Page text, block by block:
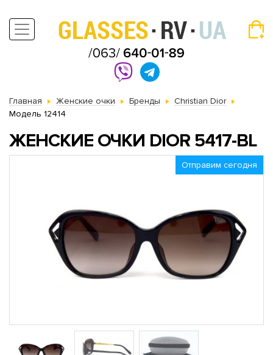
Главная Женские очки Бренды
Christian Dior
Модель 12414
ЖЕНСКИЕ ОЧКИ DIOR 5417-BL
Отправим сегодня